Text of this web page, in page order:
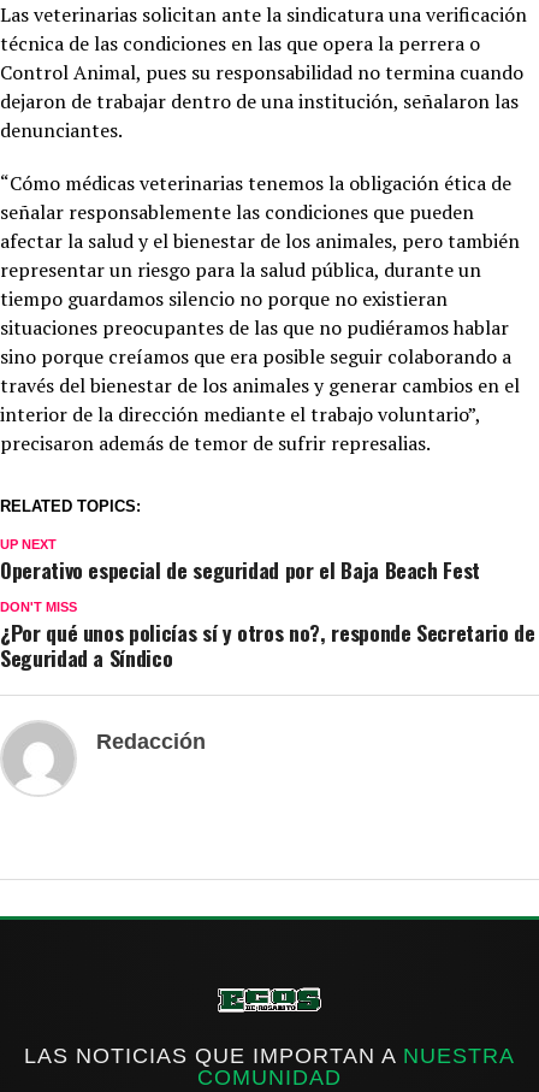
Las veterinarias solicitan ante la sindicatura una verificación
técnica de las condiciones en las que opera la perrera o
Control Animal, pues su responsabilidad no termina cuando
dejaron de trabajar dentro de una institución, señalaron las
denunciantes.
“Cómo médicas veterinarias tenemos la obligación ética de
señalar responsablemente las condiciones que pueden
afectar la salud y el bienestar de los animales, pero también
representar un riesgo para la salud pública, durante un
tiempo guardamos silencio no porque no existieran
situaciones preocupantes de las que no pudiéramos hablar
sino porque creíamos que era posible seguir colaborando a
través del bienestar de los animales y generar cambios en el
interior de la dirección mediante el trabajo voluntario”,
precisaron además de temor de sufrir represalias.
RELATED TOPICS:
UP NEXT
Operativo especial de seguridad por el Baja Beach Fest
DON'T MISS
¿Por qué unos policías sí y otros no?, responde Secretario de
Seguridad a Síndico
Redacción
LAS NOTICIAS QUE IMPORTAN A NUESTRA
COMUNIDAD